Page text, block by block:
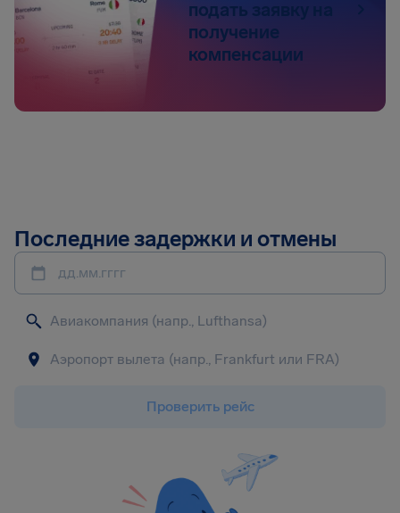
подать заявку на
получение
компенсации
Последние задержки и отмены
дд.мм.гггг
Проверить рейс